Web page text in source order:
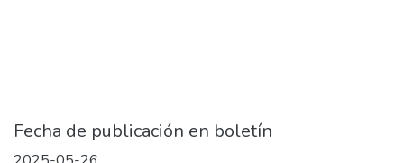
Fecha de publicación en boletín